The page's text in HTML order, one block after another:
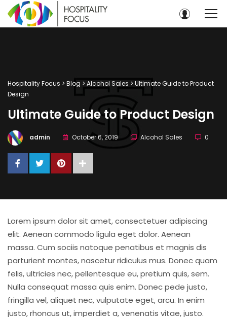
Hospitality Focus > Blog > Alcohol Sales > Ultimate Guide to Product
Design
Ultimate Guide to Product Design
admin October 6, 2019 Alcohol Sales 0
Lorem ipsum dolor sit amet, consectetuer adipiscing
elit. Aenean commodo ligula eget dolor. Aenean
massa. Cum sociis natoque penatibus et magnis dis
parturient montes, nascetur ridiculus mus. Donec quam
felis, ultricies nec, pellentesque eu, pretium quis, sem.
Nulla consequat massa quis enim. Donec pede justo,
fringilla vel, aliquet nec, vulputate eget, arcu. In enim
justo, rhoncus ut, imperdiet a, venenatis vitae, justo.